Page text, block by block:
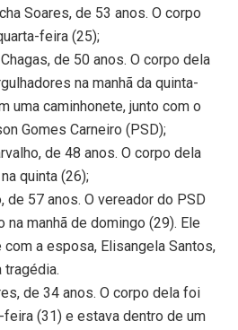
Soares, de 53 anos. O corpo
feira (25);
de 50 anos. O corpo dela
na manhã da quinta-
uma caminhonete, junto com o
Gomes Carneiro (PSD);
de 48 anos. O corpo dela
quinta (26);
de 57 anos. O vereador do PSD
manhã de domingo (29). Ele
a esposa, Elisangela Santos,
tragédia.
de 34 anos. O corpo dela foi
(31) e estava dentro de um